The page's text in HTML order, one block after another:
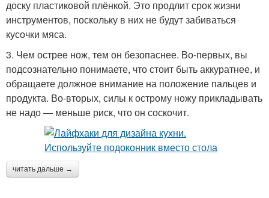
доску пластиковой плёнкой. Это продлит срок жизни
инструментов, поскольку в них не будут забиваться
кусочки мяса.
3. Чем острее нож, тем он безопаснее. Во-первых, вы
подсознательно понимаете, что стоит быть аккуратнее, и
обращаете должное внимание на положение пальцев и
продукта. Во-вторых, силы к острому ножу прикладывать
не надо — меньше риск, что он соскочит.
читать дальше →